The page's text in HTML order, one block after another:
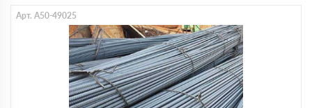
Арт. A50-49025